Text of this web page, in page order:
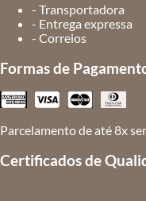
- Transportadora
- Entrega expressa
- Correios
Formas de
Parcelamento de até 8x
Certificados de